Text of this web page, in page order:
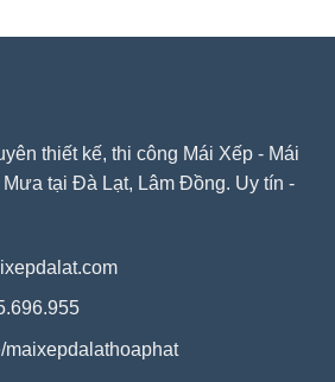
thiết kế, thi công Mái Xếp - Mái
tại Đà Lạt, Lâm Đồng. Uy tín -
maixepdalathoaphat